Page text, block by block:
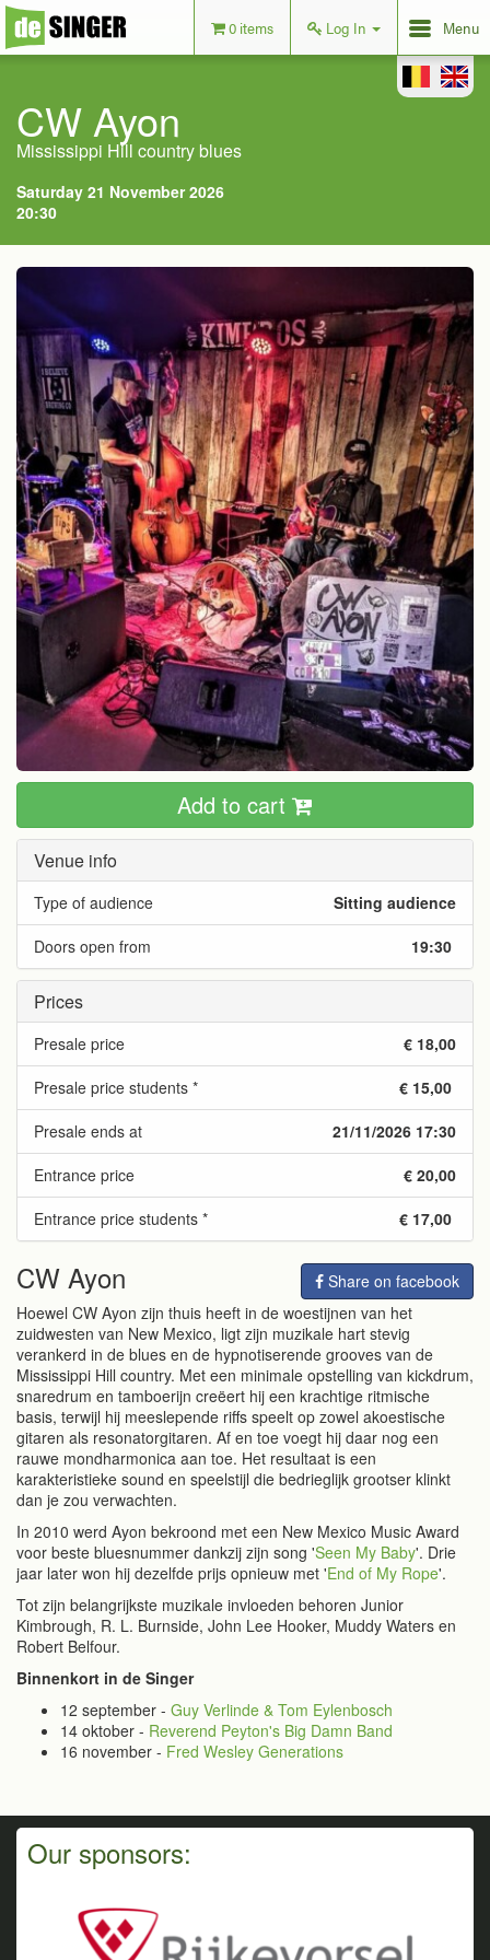
0 items Log In Menu
CW Ayon
Mississippi Hill country blues
Saturday 21 November 2026
20:30
Add to cart
Venue info
Sitting audience
Type of audience
19:30
Doors open from
Prices
€ 18,00
Presale price
€ 15,00
Presale price students *
21/11/2026 17:30
Presale ends at
€ 20,00
Entrance price
€ 17,00
Entrance price students *
Share on facebook
CW Ayon
Hoewel CW Ayon zijn thuis heeft in de woestijnen van het
zuidwesten van New Mexico, ligt zijn muzikale hart stevig
verankerd in de blues en de hypnotiserende grooves van de
Mississippi Hill country. Met een minimale opstelling van kickdrum,
snaredrum en tamboerijn creëert hij een krachtige ritmische
basis, terwijl hij meeslepende riffs speelt op zowel akoestische
gitaren als resonatorgitaren. Af en toe voegt hij daar nog een
rauwe mondharmonica aan toe. Het resultaat is een
karakteristieke sound en speelstijl die bedrieglijk grootser klinkt
dan je zou verwachten.
In 2010 werd Ayon bekroond met een New Mexico Music Award
voor beste bluesnummer dankzij zijn song 'Seen My Baby'. Drie
jaar later won hij dezelfde prijs opnieuw met 'End of My Rope'.
Tot zijn belangrijkste muzikale invloeden behoren Junior
Kimbrough, R. L. Burnside, John Lee Hooker, Muddy Waters en
Robert Belfour.
Binnenkort in de Singer
12 september - Guy Verlinde & Tom Eylenbosch
14 oktober - Reverend Peyton's Big Damn Band
16 november - Fred Wesley Generations
Our sponsors: